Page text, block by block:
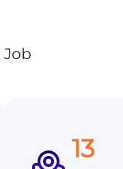
13